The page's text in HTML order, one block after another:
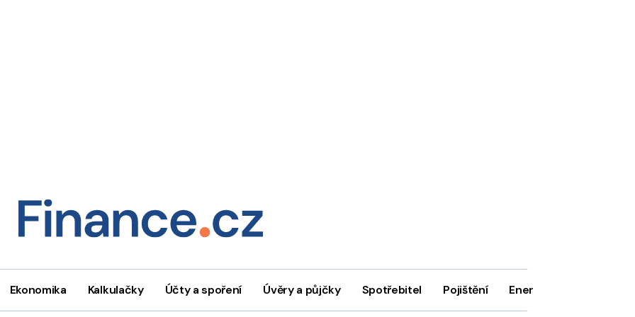
Ekonomika Kalkulačky Účty a spoření Úvěry a půjčky Spotřebitel Pojištění Energie